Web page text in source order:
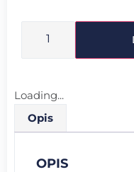
Loading...
Opis
OPIS